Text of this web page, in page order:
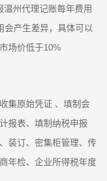
州代理记账每年费用
会产生差异，具体可以
场价低于10%
集原始凭证 、填制会
报表、填制纳税申报
装订、密集柜管理、传
年检、企业所得税年度